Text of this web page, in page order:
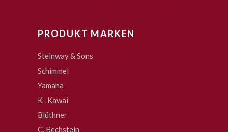
PRODUKT MARKEN
Steinway & Sons
Schimmel
Yamaha
K . Kawai
Blüthner
C. Bechstein